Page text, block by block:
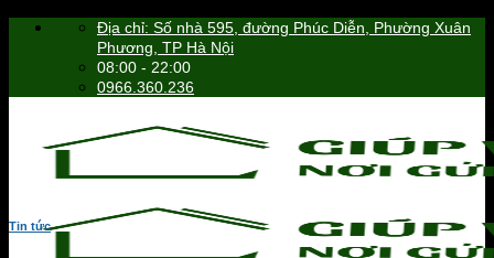
Skip
Địa chỉ: Số nhà 595, đường Phúc Diễn, Phường Xuân
Phương, TP Hà Nội
08:00 - 22:00
0966.360.236
Tin tức